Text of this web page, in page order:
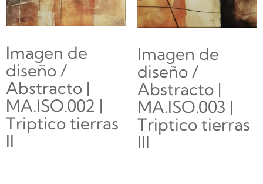
Imagen de
diseño /
Abstracto |
MA.ISO.002 |
Triptico tierras
II
Imagen de
diseño /
Abstracto |
MA.ISO.003 |
Triptico tierras
III